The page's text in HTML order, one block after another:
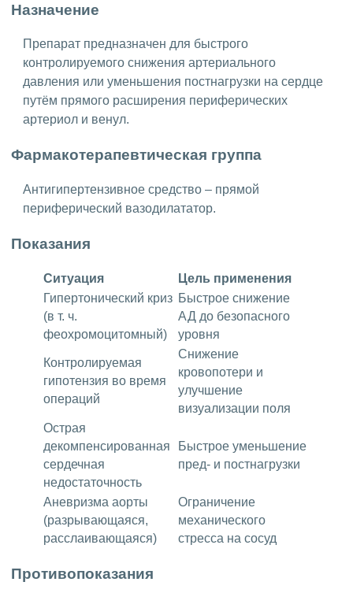
Назначение
Препарат предназначен для быстрого
контролируемого снижения артериального
давления или уменьшения постнагрузки на сердце
путём прямого расширения периферических
артериол и венул.
Фармакотерапевтическая группа
Антигипертензивное средство – прямой
периферический вазодилататор.
Показания
Ситуация
Цель применения
Гипертонический криз
(в т. ч.
феохромоцитомный)
Быстрое снижение
АД до безопасного
уровня
Контролируемая
гипотензия во время
операций
Снижение
кровопотери и
улучшение
визуализации поля
Острая
декомпенсированная
сердечная
недостаточность
Быстрое уменьшение
пред- и постнагрузки
Аневризма аорты
(разрывающаяся,
расслаивающаяся)
Ограничение
механического
стресса на сосуд
Противопоказания